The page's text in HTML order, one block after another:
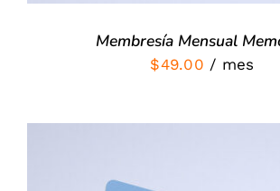
Membresía Mensual
$49.00 / mes